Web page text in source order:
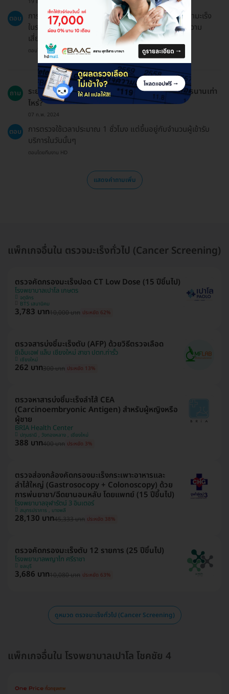
ตอบ
การตรวจคัดกรองมะเร็งทางเดินอาหารช่วยในการตรวจหามะเร็ง
ในระยะเริ่มต้นซึ่งสามารถเพิ่มโอกาสในการรักษาและลดความ
เสี่ยงต่อการเสียชีวิตจากโรคนี้ได้
ตอบโดยทีมงาน HD
ถาม
ระยะเวลาที่ใช้ในการตรวจคัดกรองมะเร็งทางเดินอาหารนานเท่า
ไหร่?
07 ก.พ. 2024
ตอบ
การตรวจใช้เวลาประมาณ 1 ชั่วโมง แต่ขึ้นอยู่กับจำนวนผู้เข้ารับ
บริการในวันนั้นๆ
ตอบโดยทีมงาน HD
แสดงคำถามเพิ่ม
แพ็กเกจอื่นใน ตรวจมะเร็งทั่วไป (Cancer Screening)
ตรวจคัดกรองมะเร็งปอด CT Low Dose (15 ปีขึ้นไป)
โรงพยาบาลเปาโล เกษตร
จตุจักร
BTS เสนานิคม
3,783 บาท10,000 บาท ประหยัด 62%
ตรวจสารบ่งชี้มะเร็งตับ (AFP) ด้วยวิธีตรวจเลือด
ซีเอ็มเอฟ แล็บ เชียงใหม่ สาขา ปตท.ท่ารั้ว
เชียงใหม่
262 บาท300 บาท ประหยัด 13%
ตรวจหาสารบ่งชี้มะเร็งลำไส้ CEA
(Carcinoembryonic Antigen) สำหรับผู้หญิงหรือ
ผู้ชาย
BRIA Health Center
ปทุมธานี , วังทองหลาง , เชียงใหม่
388 บาท400 บาท ประหยัด 3%
ตรวจส่องกล้องคัดกรองมะเร็งกระเพาะอาหารและ
ลำไส้ใหญ่ (Gastrosocopy + Colonoscopy) ด้วย
การพ่นยาชา/ฉีดยานอนหลับ โดยแพทย์ (15 ปีขึ้นไป)
โรงพยาบาลจุฬารัตน์ 3 อินเตอร์
สมุทรปราการ , บางพลี
28,130 บาท45,333 บาท ประหยัด 38%
ตรวจคัดกรองมะเร็งตับ 12 รายการ (25 ปีขึ้นไป)
โรงพยาบาลพญาไท ศรีราชา
ชลบุรี
3,686 บาท10,080 บาท ประหยัด 63%
ดูหมวด ตรวจมะเร็งทั่วไป (Cancer Screening)
แพ็กเกจอื่นใน โรงพยาบาลเปาโล โชคชัย 4